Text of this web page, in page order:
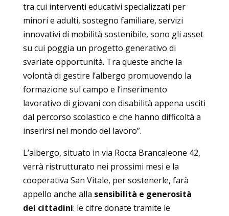
tra cui interventi educativi specializzati per
minori e adulti, sostegno familiare, servizi
innovativi di mobilità sostenibile, sono gli asset
su cui poggia un progetto generativo di
svariate opportunità. Tra queste anche la
volontà di gestire l’albergo promuovendo la
formazione sul campo e l’inserimento
lavorativo di giovani con disabilità appena usciti
dal percorso scolastico e che hanno difficoltà a
inserirsi nel mondo del lavoro”.
L’albergo, situato in via Rocca Brancaleone 42,
verrà ristrutturato nei prossimi mesi e la
cooperativa San Vitale, per sostenerle, farà
appello anche alla sensibilità e generosità
dei cittadini: le cifre donate tramite le